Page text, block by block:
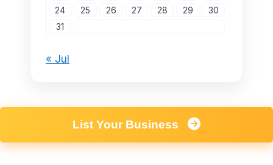
24
25 26 27 28 29
30
31
« Jul
List Your Business